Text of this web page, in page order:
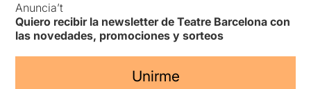
Anuncia’t
Quiero recibir la newsletter de Teatre Barcelona con
las novedades, promociones y sorteos
Unirme